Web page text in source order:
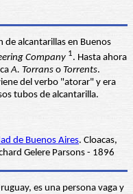
de alcantarillas en Buenos
Company 1. Hasta ahora
A. Torrans o Torrents.
del verbo "atorar" y era
tubos de alcantarilla.
de Buenos Aires. Cloacas,
Gelere Parsons - 1896
es una persona vaga y